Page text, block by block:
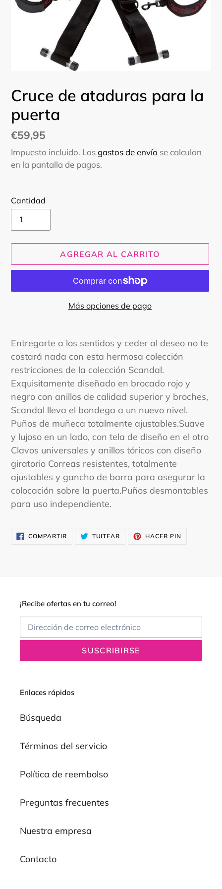
Cruce de ataduras para la
puerta
Precio
habitual
€59,95
Impuesto incluido. Losgastos de envío se calculan
en la pantalla de pagos.
Cantidad
AGREGAR AL CARRITO
Más opciones de pago
el
producto
carrito
Entregarte a los sentidos y ceder al deseo no te
costará nada con esta hermosa colección
restricciones de la colección Scandal.
Exquisitamente diseñado en brocado rojo y
negro con anillos de calidad superior y broches,
Scandal lleva el bondega a un nuevo nivel.
Puños de muñeca totalmente ajustables.Suave
y lujoso en un lado, con tela de diseño en el otro
Clavos universales y anillos tóricos con diseño
giratorio Correas resistentes, totalmente
ajustables y gancho de barra para asegurar la
colocación sobre la puerta.Puños desmontables
para uso independiente.
COMPARTIRCOMPARTIR
EN
TUITEAR TUITEARHACER PIN
¡Recibe ofertas en tu correo!
SUSCRIBIRSE
Enlaces rápidos
Búsqueda
Términos del servicio
Política de reembolso
Preguntas frecuentes
Nuestra empresa
Contacto